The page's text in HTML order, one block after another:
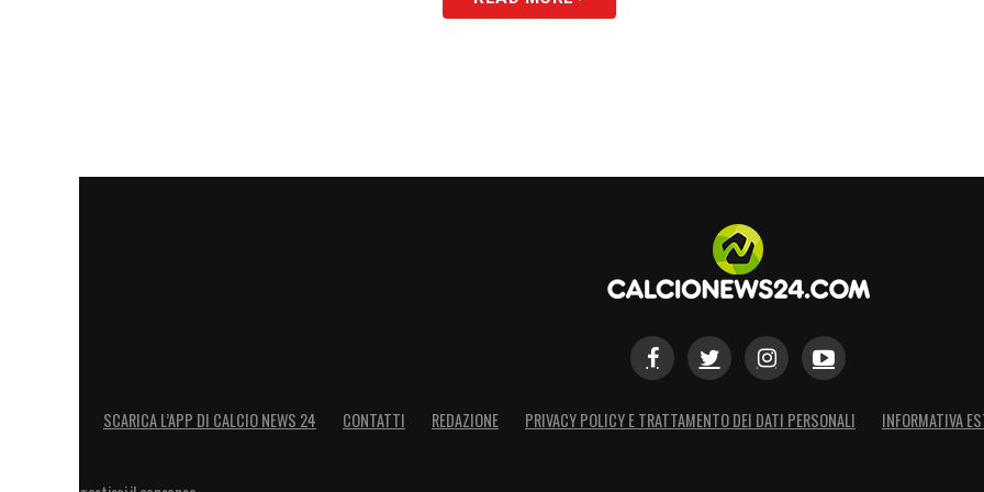
SCARICA L’APP DI CALCIO NEWS 24 CONTATTI REDAZIONE PRIVACY POLICY E TRATTAMENTO DEI DATI PERSONALI INFORMATIVA